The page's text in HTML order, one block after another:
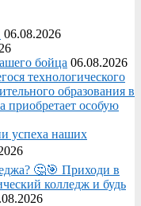
06.08.2026
бойца 06.08.2026
технологического
образования в
приобретает особую
успеха наших
🤔🎯 Приходи в
колледж и будь